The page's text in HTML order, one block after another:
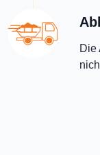
Die